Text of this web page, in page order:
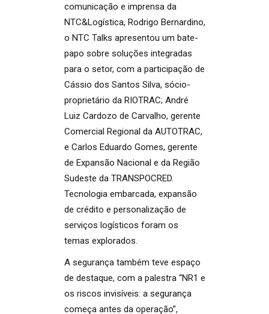
comunicação e imprensa da
NTC&Logística, Rodrigo Bernardino,
o NTC Talks apresentou um bate-
papo sobre soluções integradas
para o setor, com a participação de
Cássio dos Santos Silva, sócio-
proprietário da RIOTRAC; André
Luiz Cardozo de Carvalho, gerente
Comercial Regional da AUTOTRAC,
e Carlos Eduardo Gomes, gerente
de Expansão Nacional e da Região
Sudeste da TRANSPOCRED.
Tecnologia embarcada, expansão
de crédito e personalização de
serviços logísticos foram os
temas explorados.
A segurança também teve espaço
de destaque, com a palestra “NR1 e
os riscos invisíveis: a segurança
começa antes da operação”,